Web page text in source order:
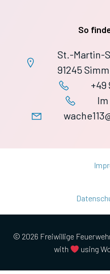
So
St.-Martin-
91245
+49
© 2026 Freiwillige
with
using